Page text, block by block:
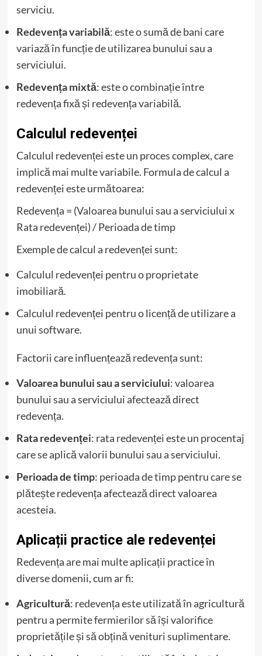
serviciu.
Redevența variabilă: este o sumă de bani care
variază în funcție de utilizarea bunului sau a
serviciului.
Redevența mixtă: este o combinație între
redevența fixă și redevența variabilă.
Calculul redevenței
Calculul redevenței este un proces complex, care
implică mai multe variabile. Formula de calcul a
redevenței este următoarea:
Redevența = (Valoarea bunului sau a serviciului x
Rata redevenței) / Perioada de timp
Exemple de calcul a redevenței sunt:
Calculul redevenței pentru o proprietate
imobiliară.
Calculul redevenței pentru o licență de utilizare a
unui software.
Factorii care influențează redevența sunt:
Valoarea bunului sau a serviciului: valoarea
bunului sau a serviciului afectează direct
redevența.
Rata redevenței: rata redevenței este un procentaj
care se aplică valorii bunului sau a serviciului.
Perioada de timp: perioada de timp pentru care se
plătește redevența afectează direct valoarea
acesteia.
Aplicații practice ale redevenței
Redevența are mai multe aplicații practice în
diverse domenii, cum ar fi:
Agricultură: redevența este utilizată în agricultură
pentru a permite fermierilor să își valorifice
proprietățile și să obțină venituri suplimentare.